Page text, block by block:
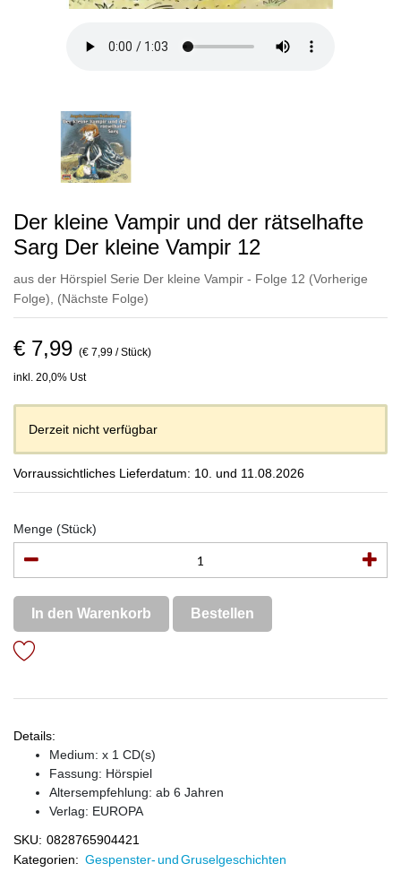
Der kleine Vampir und der rätselhafte
Sarg Der kleine Vampir 12
aus der Hörspiel Serie Der kleine Vampir - Folge 12 (Vorherige
Folge)
(Nächste Folge)
€ 7,99 (€ 7,99 / Stück)
inkl. 20,0% Ust
Derzeit nicht verfügbar
Vorraussichtliches Lieferdatum: 10. und 11.08.2026
Menge (Stück)
In den Warenkorb Bestellen
Details:
Medium: x 1 CD(s)
Fassung: Hörspiel
Altersempfehlung: ab 6 Jahren
Verlag: EUROPA
SKU: 0828765904421
Kategorien: Gespenster- und Gruselgeschichten